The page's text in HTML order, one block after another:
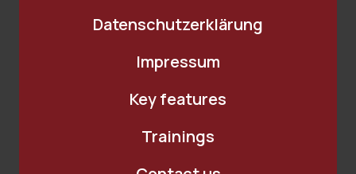
Datenschutzerklärung
Impressum
Key features
Trainings